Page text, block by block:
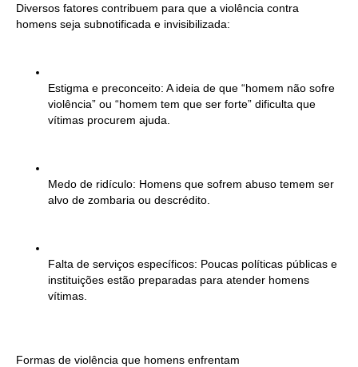
Diversos fatores contribuem para que a violência contra
homens seja subnotificada e invisibilizada:
Estigma e preconceito: A ideia de que “homem não sofre
violência” ou “homem tem que ser forte” dificulta que
vítimas procurem ajuda.
Medo de ridículo: Homens que sofrem abuso temem ser
alvo de zombaria ou descrédito.
Falta de serviços específicos: Poucas políticas públicas e
instituições estão preparadas para atender homens
vítimas.
Formas de violência que homens enfrentam